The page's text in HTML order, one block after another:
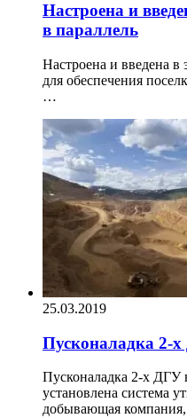
Настроена и
в параллель
Настроена и введена
для обеспечения
…
25.03.2019
Пусконаладка 2-
Пусконаладка 2-х ДГУ
установлена система
добывающая